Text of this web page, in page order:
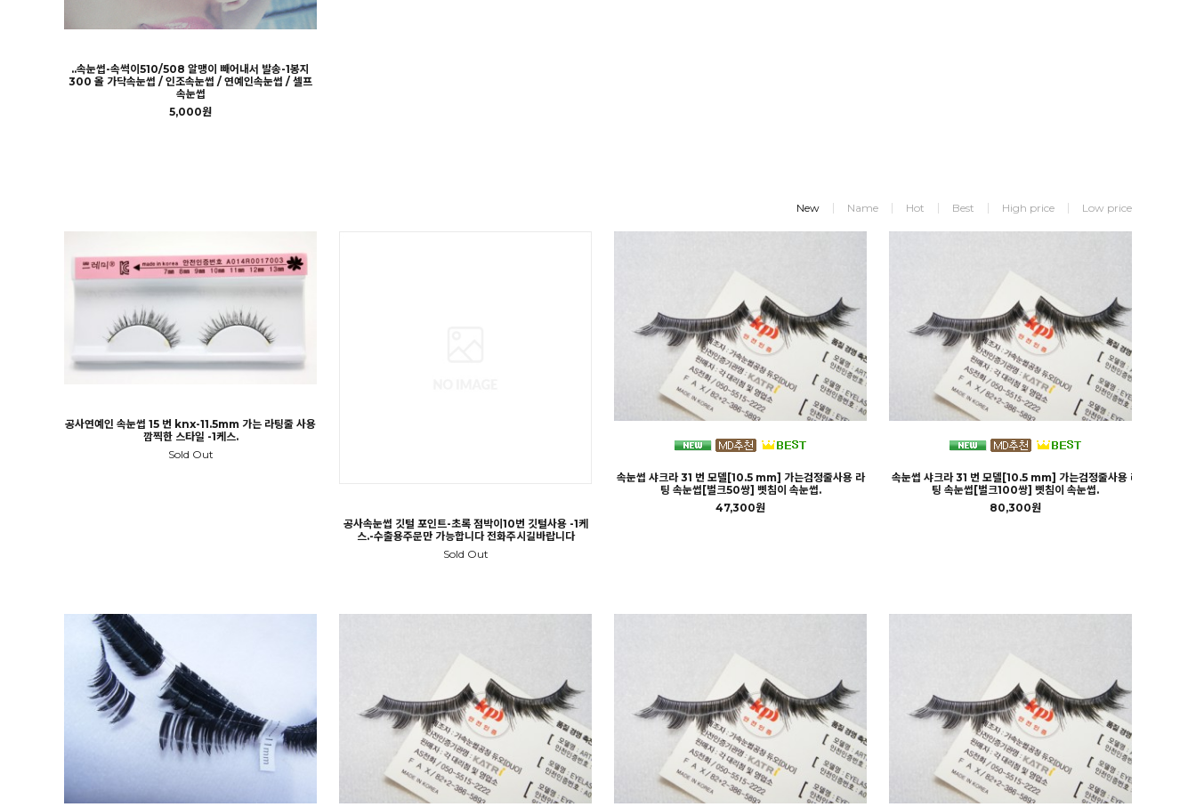
..속눈썹-속썩이510/508 알맹이 빼어내서 발송-1봉지
300 올 가닥속눈썹 / 인조속눈썹 / 연예인속눈썹 / 셀프
속눈썹
5,000원
New Name Hot Best High price Low price
공사연예인 속눈썹 15 번 knx-11.5mm 가는 라팅줄 사용
깜찍한 스타일 -1케스.
Sold Out
공사속눈썹 깃털 포인트-초록 점박이10번 깃털사용 -1케
스.-수출용주문만 가능합니다 전화주시길바랍니다
Sold Out
속눈썹 샤크라 31 번 모델[10.5 mm] 가는검정줄사용 라
팅 속눈썹[벌크50쌍] 삣침이 속눈썹.
47,300원
속눈썹 샤크라 31 번 모델[10.5 mm] 가는검정줄사용 라
팅 속눈썹[벌크100쌍] 삣침이 속눈썹.
80,300원